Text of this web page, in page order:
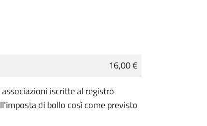
16,00 €
iscritte al registro
di bollo così come previsto